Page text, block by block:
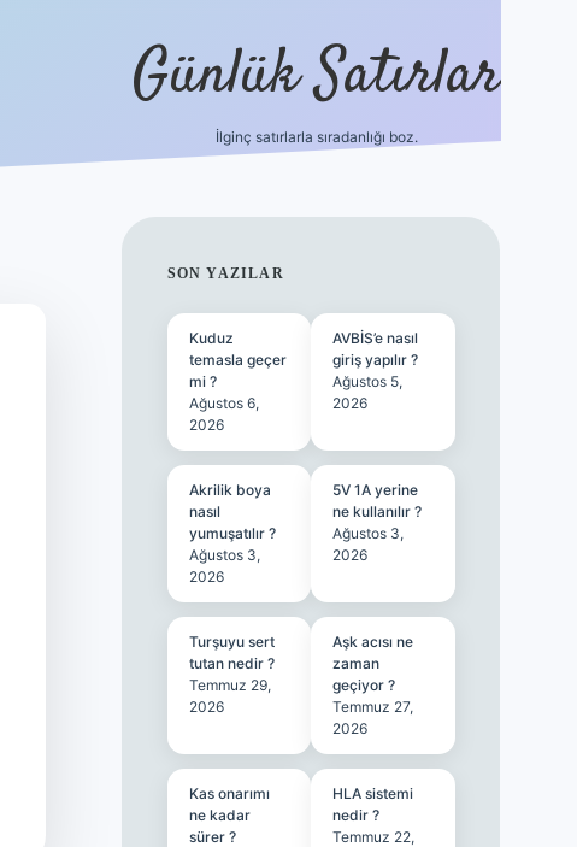
Günlük Satırlar
İlginç satırlarla sıradanlığı boz.
SIDEBAR
SON YAZILAR
Kuduz
temasla geçer
mi ?
Ağustos 6,
2026
AVBİS’e nasıl
giriş yapılır ?
Ağustos 5,
2026
Akrilik boya
nasıl
yumuşatılır ?
Ağustos 3,
2026
5V 1A yerine
ne kullanılır ?
Ağustos 3,
2026
Turşuyu sert
tutan nedir ?
Temmuz 29,
2026
Aşk acısı ne
zaman
geçiyor ?
Temmuz 27,
2026
Kas onarımı
ne kadar
sürer ?
HLA sistemi
nedir ?
Temmuz 22,
ilbet giriş